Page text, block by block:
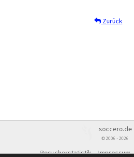
Zurück
soccero.de
© 2006 - 2026
Besucherstatistik Impressum